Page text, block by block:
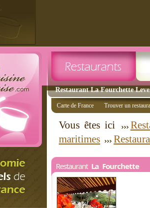
Restaurant La Fourchette
Carte de France Trouver un
Vous êtes ici
maritimes
Restaurant La Fourchette